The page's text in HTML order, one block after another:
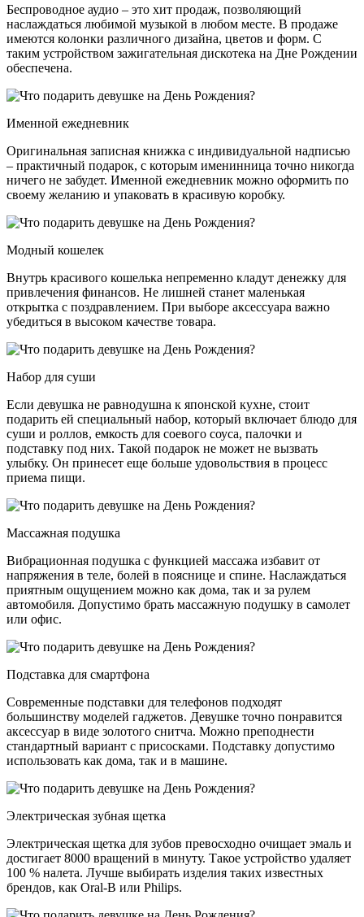
Беспроводное аудио – это хит продаж, позволяющий
наслаждаться любимой музыкой в любом месте. В продаже
имеются колонки различного дизайна, цветов и форм. С
таким устройством зажигательная дискотека на Дне Рождении
обеспечена.
Именной ежедневник
Оригинальная записная книжка с индивидуальной надписью
– практичный подарок, с которым именинница точно никогда
ничего не забудет. Именной ежедневник можно оформить по
своему желанию и упаковать в красивую коробку.
Модный кошелек
Внутрь красивого кошелька непременно кладут денежку для
привлечения финансов. Не лишней станет маленькая
открытка с поздравлением. При выборе аксессуара важно
убедиться в высоком качестве товара.
Набор для суши
Если девушка не равнодушна к японской кухне, стоит
подарить ей специальный набор, который включает блюдо для
суши и роллов, емкость для соевого соуса, палочки и
подставку под них. Такой подарок не может не вызвать
улыбку. Он принесет еще больше удовольствия в процесс
приема пищи.
Массажная подушка
Вибрационная подушка с функцией массажа избавит от
напряжения в теле, болей в пояснице и спине. Наслаждаться
приятным ощущением можно как дома, так и за рулем
автомобиля. Допустимо брать массажную подушку в самолет
или офис.
Подставка для смартфона
Современные подставки для телефонов подходят
большинству моделей гаджетов. Девушке точно понравится
аксессуар в виде золотого снитча. Можно преподнести
стандартный вариант с присосками. Подставку допустимо
использовать как дома, так и в машине.
Электрическая зубная щетка
Электрическая щетка для зубов превосходно очищает эмаль и
достигает 8000 вращений в минуту. Такое устройство удаляет
100 % налета. Лучше выбирать изделия таких известных
брендов, как Oral-B или Philips.